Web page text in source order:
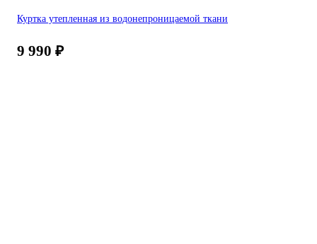
Куртка утепленная из водонепроницаемой ткани
9 990 ₽